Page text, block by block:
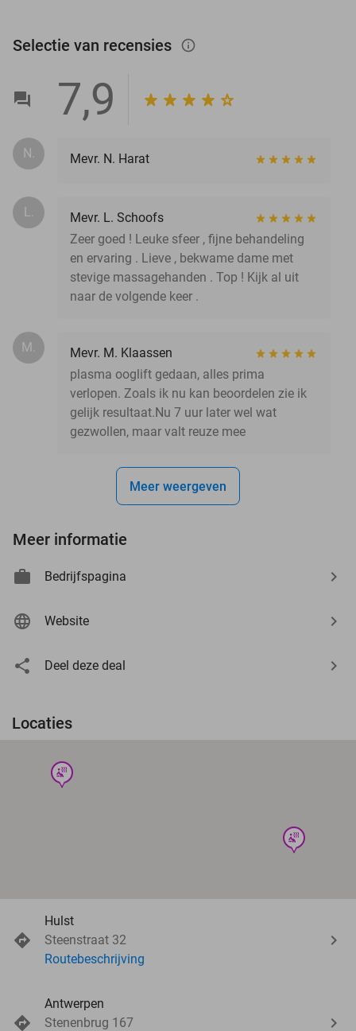
Selectie van recensies info_outlined
7,9
N. Mevr. N. Harat
L.
Mevr. L. Schoofs
Zeer goed ! Leuke sfeer , fijne behandeling
en ervaring . Lieve , bekwame dame met
stevige massagehanden . Top ! Kijk al uit
naar de volgende keer .
M.
Mevr. M. Klaassen
plasma ooglift gedaan, alles prima
verlopen. Zoals ik nu kan beoordelen zie ik
gelijk resultaat.Nu 7 uur later wel wat
gezwollen, maar valt reuze mee
Meer weergeven
Meer informatie
Bedrijfspagina
Website
Deel deze deal
Locaties
wellness
wellness
Hulst
Steenstraat 32
Routebeschrijving
Antwerpen
Stenenbrug 167